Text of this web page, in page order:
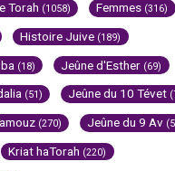
Torah (1058) Femmes (316)
Histoire Juive (189)
(18) Jeûne d'Esther (69)
(51) Jeûne du 10 Tévet
(270) Jeûne du 9 Av
Kriat haTorah (220)